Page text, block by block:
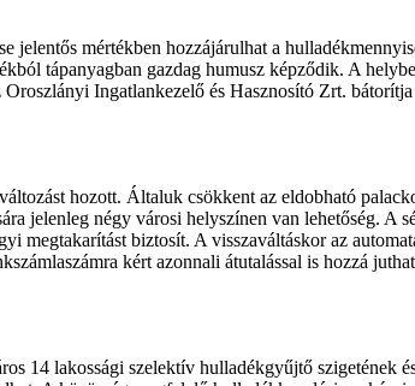
mértékben hozzájárulhat a
tápanyagban gazdag humusz képződik. A
Ingatlankezelő és Hasznosító Zrt.
hozott. Általuk csökkent az eldobható
jelenleg négy városi helyszínen van lehetőség. A
megtakarítást biztosít. A visszaváltáskor az
kért azonnali átutalással is hozzá
14 lakossági szelektív hulladékgyűjtő szigetének